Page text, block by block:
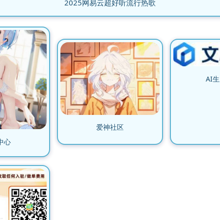
2025网易云超好听流行热歌
心
爱神社区
AI